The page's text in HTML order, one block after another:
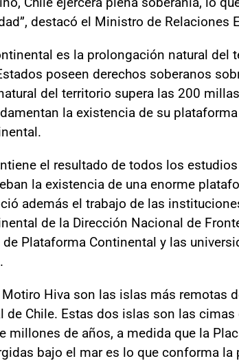
destacó el Ministro de Relaciones
es la prolongación natural del
poseen derechos soberanos
del territorio supera las 200
la existencia de su
el resultado de todos los
la existencia de una enorme
además el trabajo de las
de la Dirección Nacional de
Plataforma Continental y las
Hiva son las islas más remotas
Chile. Estas dos islas son las
millones de años, a medida que la
bajo el mar es lo que conforma